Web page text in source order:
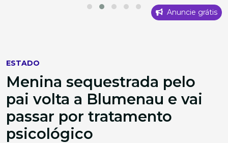
Anuncie grátis
ESTADO
Menina sequestrada pelo
pai volta a Blumenau e vai
passar por tratamento
psicológico